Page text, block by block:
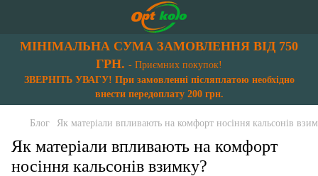
МІНІМАЛЬНА СУМА ЗАМОВЛЕННЯ ВІД 750
ГРН. - Приємних покупок!
ЗВЕРНІТЬ УВАГУ! При замовленні післяплатою необхідно
внести передоплату 200 грн.
Блог Як матеріали впливають на комфорт носіння кальсонів
Як матеріали впливають на комфорт
носіння кальсонів взимку?